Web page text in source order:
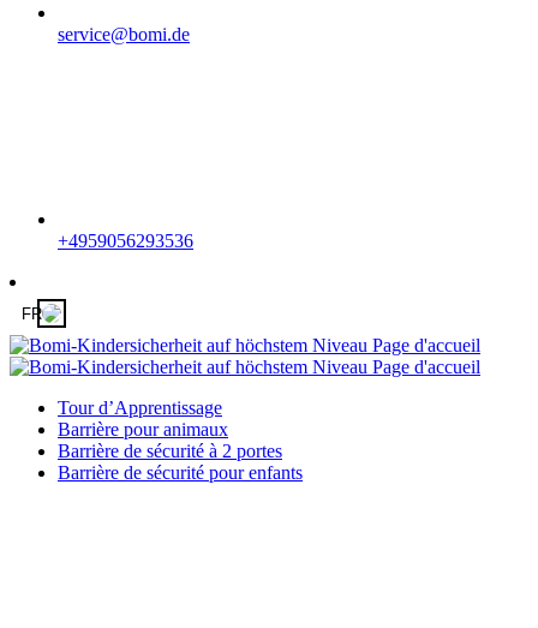
service@bomi.de
+4959056293536
FR
Tour d’Apprentissage
Barrière pour animaux
Barrière de sécurité à 2 portes
Barrière de sécurité pour enfants